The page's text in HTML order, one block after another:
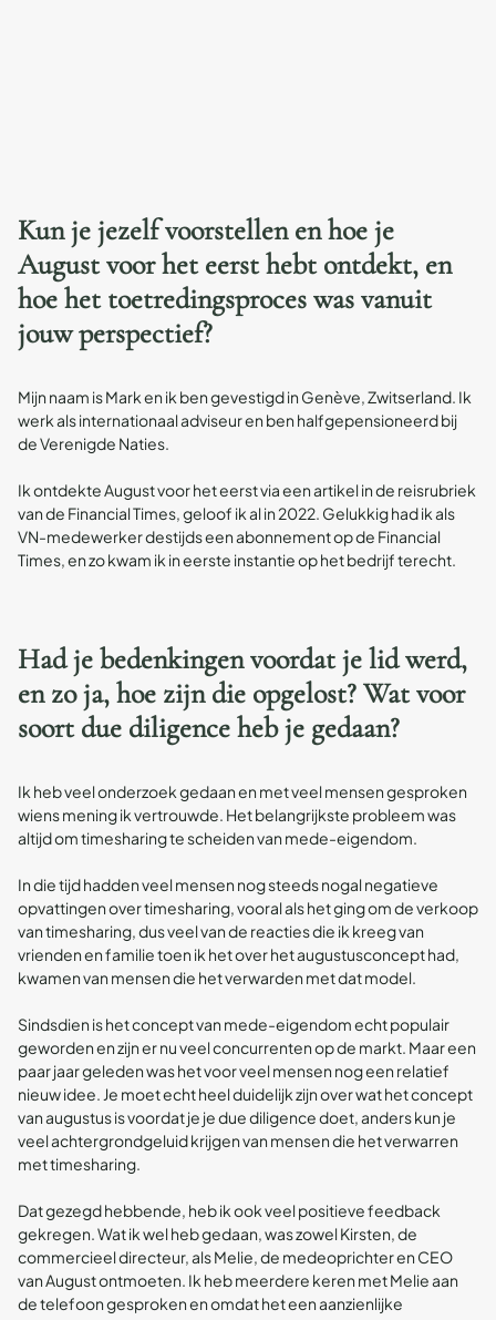
Kun je jezelf voorstellen en hoe je
August voor het eerst hebt ontdekt, en
hoe het toetredingsproces was vanuit
jouw perspectief?
Mijn naam is Mark en ik ben gevestigd in Genève, Zwitserland. Ik
werk als internationaal adviseur en ben halfgepensioneerd bij
de Verenigde Naties.
Ik ontdekte August voor het eerst via een artikel in de reisrubriek
van de Financial Times, geloof ik al in 2022. Gelukkig had ik als
VN-medewerker destijds een abonnement op de Financial
Times, en zo kwam ik in eerste instantie op het bedrijf terecht.
Had je bedenkingen voordat je lid werd,
en zo ja, hoe zijn die opgelost? Wat voor
soort due diligence heb je gedaan?
Ik heb veel onderzoek gedaan en met veel mensen gesproken
wiens mening ik vertrouwde. Het belangrijkste probleem was
altijd om timesharing te scheiden van mede-eigendom.
In die tijd hadden veel mensen nog steeds nogal negatieve
opvattingen over timesharing, vooral als het ging om de verkoop
van timesharing, dus veel van de reacties die ik kreeg van
vrienden en familie toen ik het over het augustusconcept had,
kwamen van mensen die het verwarden met dat model.
Sindsdien is het concept van mede-eigendom echt populair
geworden en zijn er nu veel concurrenten op de markt. Maar een
paar jaar geleden was het voor veel mensen nog een relatief
nieuw idee. Je moet echt heel duidelijk zijn over wat het concept
van augustus is voordat je je due diligence doet, anders kun je
veel achtergrondgeluid krijgen van mensen die het verwarren
met timesharing.
Dat gezegd hebbende, heb ik ook veel positieve feedback
gekregen. Wat ik wel heb gedaan, was zowel Kirsten, de
commercieel directeur, als Melie, de medeoprichter en CEO
van August ontmoeten. Ik heb meerdere keren met Melie aan
de telefoon gesproken en omdat het een aanzienlijke